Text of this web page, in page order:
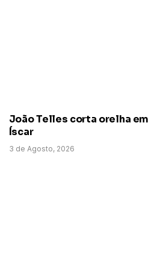
João Telles corta orelha em
Íscar
3 de Agosto, 2026